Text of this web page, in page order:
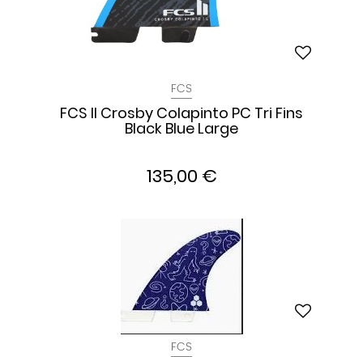
FCS
FCS II Crosby Colapinto PC Tri Fins
Black Blue Large
135,00 €
FCS